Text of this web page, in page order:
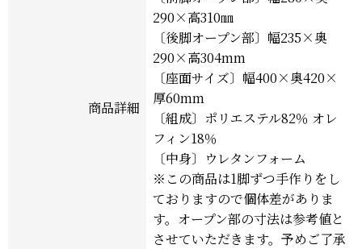
商品詳細
290×高310㎜
〔後脚オープン部〕幅235×奥
290×高304mm
〔座面サイズ〕幅400×奥420×
厚60mm
〔組成〕ポリエステル82％ オレ
フィン18％
〔中身〕ウレタンフォーム
※この商品は1脚ずつ手作りをし
ておりますので個体差がありま
す。オープン部の寸法は参考値と
させていただきます。予めご了承